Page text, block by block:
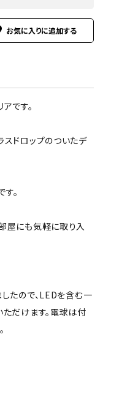
です。
スドロップのついたデ
。
屋にも気軽に取り入
たので、LEDを含む一
だけます。電球は付